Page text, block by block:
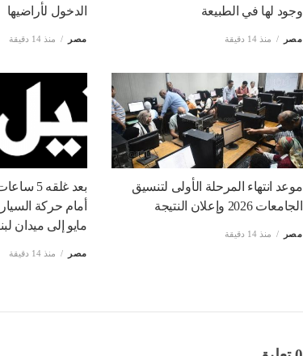
وجود لها في الطبيعة
مصر منذ 14 دقيقة
الدخول لأراضيها
مصر منذ 14 دقيقة
موعد انتهاء المرحلة الأولى لتنسيق
الجامعات 2026 وإعلان النتيجة
مصر منذ 14 دقيقة
مايو إلى ميدان
مصر منذ 14 دقيقة